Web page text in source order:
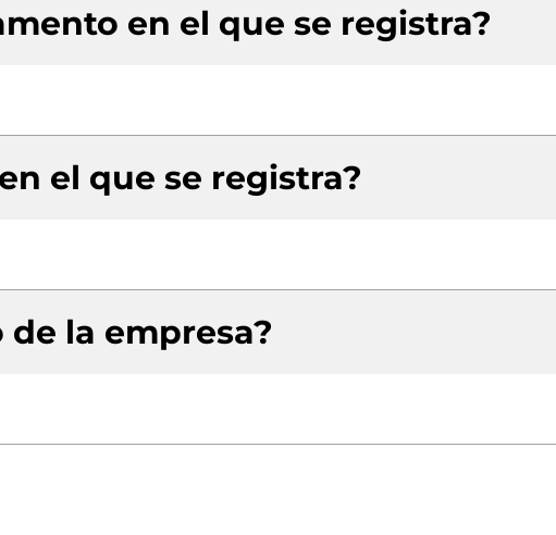
en el que se registra?
el que se registra?
de la empresa?